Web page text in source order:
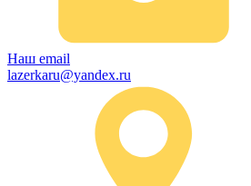
Наш email
lazerkaru@yandex.ru